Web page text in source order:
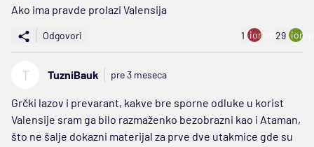
Ako ima pravde prolazi Valensija
Odgovori 1 ion:minus
29
T TuzniBauk pre 3 meseca
Grčki lazov i prevarant, kakve bre sporne odluke u korist
Valensije sram ga bilo razmaženko bezobrazni kao i Ataman,
što ne šalje dokazni materijal za prve dve utakmice gde su